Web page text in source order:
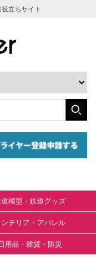
立ちサイト
模型・鉄道グッズ
ンテリア・アパレル
用品・雑貨・防災